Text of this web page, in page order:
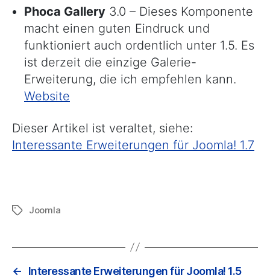
Phoca Gallery 3.0 – Dieses Komponente
macht einen guten Eindruck und
funktioniert auch ordentlich unter 1.5. Es
ist derzeit die einzige Galerie-
Erweiterung, die ich empfehlen kann.
Website
Dieser Artikel ist veraltet, siehe:
Interessante Erweiterungen für Joomla! 1.7
Schlagwörter
Joomla
←
Interessante Erweiterungen für Joomla! 1.5